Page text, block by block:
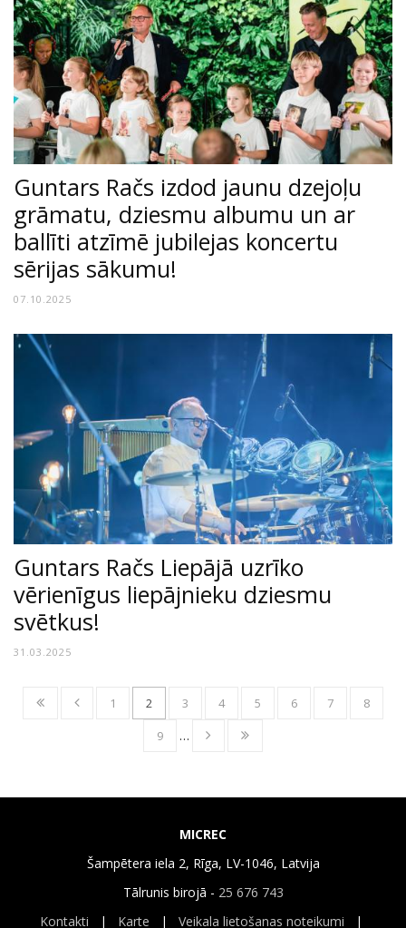
Guntars Račs izdod jaunu dzejoļu
grāmatu, dziesmu albumu un ar
ballīti atzīmē jubilejas koncertu
sērijas sākumu!
07.10.2025
Guntars Račs Liepājā uzrīko
vērienīgus liepājnieku dziesmu
svētkus!
31.03.2025
1 2 3 4 5 6 7
8
9
…
MICREC
Šampētera iela 2, Rīga, LV-1046, Latvija
Tālrunis birojā - 25 676 743
Kontakti | Karte | Veikala lietošanas noteikumi |